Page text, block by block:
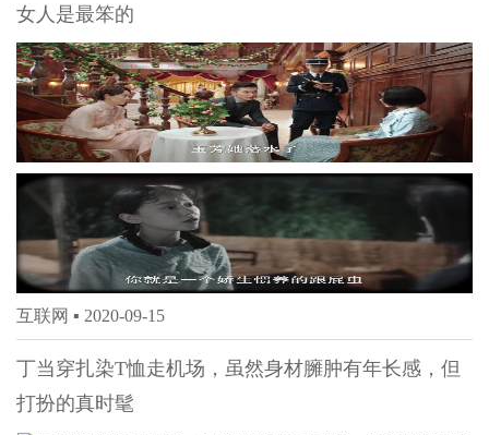
女人是最笨的
互联网 ▪ 2020-09-15
丁当穿扎染T恤走机场，虽然身材臃肿有年长感，但
打扮的真时髦